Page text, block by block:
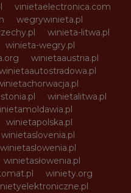
vinietaelectronica.com
wegrywinieta.pl
winieta-litwa.pl
winieta-wegry.pl
winietaaustria.pl
winietalitwa.pl
winietapolska.pl
winietaslovenia.pl
winietaslowenia.pl
winietasłowenia.pl
winiety.org